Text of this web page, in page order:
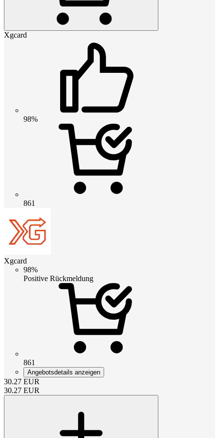
Xgcard
98%
861
Xgcard
98%
Positive Rückmeldung
861
Angebotsdetails anzeigen
30.27 EUR
30.27 EUR